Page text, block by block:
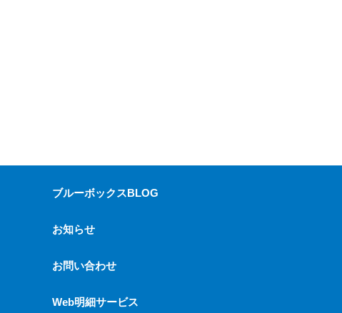
ブルーボックスBLOG
お知らせ
お問い合わせ
Web明細サービス